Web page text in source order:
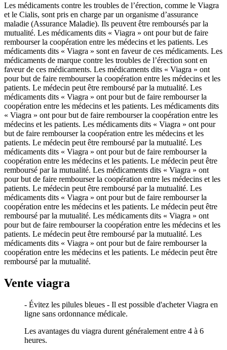
Les médicaments contre les troubles de l’érection, comme le Viagra
et le Cialis, sont pris en charge par un organisme d’assurance
maladie (Assurance Maladie). Ils peuvent être remboursés par la
mutualité. Les médicaments dits « Viagra » ont pour but de faire
rembourser la coopération entre les médecins et les patients. Les
médicaments dits « Viagra » sont en faveur de ces médicaments. Les
médicaments de marque contre les troubles de l’érection sont en
faveur de ces médicaments. Les médicaments dits « Viagra » ont
pour but de faire rembourser la coopération entre les médecins et les
patients. Le médecin peut être remboursé par la mutualité. Les
médicaments dits « Viagra » ont pour but de faire rembourser la
coopération entre les médecins et les patients. Les médicaments dits
« Viagra » ont pour but de faire rembourser la coopération entre les
médecins et les patients. Les médicaments dits « Viagra » ont pour
but de faire rembourser la coopération entre les médecins et les
patients. Le médecin peut être remboursé par la mutualité. Les
médicaments dits « Viagra » ont pour but de faire rembourser la
coopération entre les médecins et les patients. Le médecin peut être
remboursé par la mutualité. Les médicaments dits « Viagra » ont
pour but de faire rembourser la coopération entre les médecins et les
patients. Le médecin peut être remboursé par la mutualité. Les
médicaments dits « Viagra » ont pour but de faire rembourser la
coopération entre les médecins et les patients. Le médecin peut être
remboursé par la mutualité. Les médicaments dits « Viagra » ont
pour but de faire rembourser la coopération entre les médecins et les
patients. Le médecin peut être remboursé par la mutualité. Les
médicaments dits « Viagra » ont pour but de faire rembourser la
coopération entre les médecins et les patients. Le médecin peut être
remboursé par la mutualité.
Vente viagra
- Évitez les pilules bleues - Il est possible d'acheter Viagra en
ligne sans ordonnance médicale.
Les avantages du viagra durent généralement entre 4 à 6
heures.